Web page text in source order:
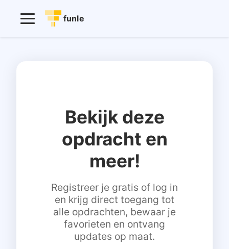
funle
Inloggen
Bekijk deze
opdracht en
meer!
Registreer je gratis of log in
en krijg direct toegang tot
alle opdrachten, bewaar je
favorieten en ontvang
updates op maat.